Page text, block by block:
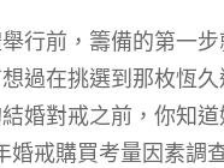
行前，籌備的第一
過在挑選到那枚恆
婚對戒之前，你知
婚戒購買考量因素調